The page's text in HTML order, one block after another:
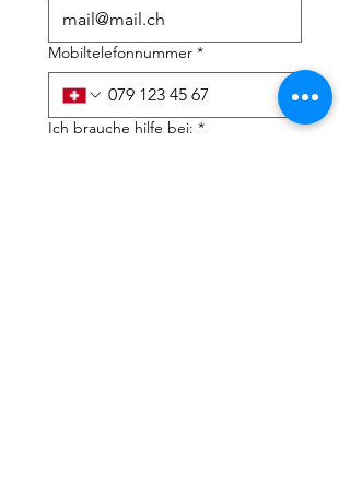
Mobiltelefonnummer *
Ich brauche hilfe bei: *